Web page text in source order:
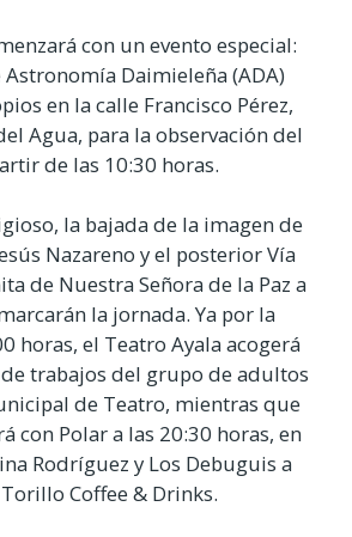
con un evento especial:
Daimieleña (ADA)
en la calle Francisco Pérez,
Agua, para la observación del
de las 10:30 horas.
la bajada de la imagen de
Nazareno y el posterior Vía
de Nuestra Señora de la Paz a
la jornada. Ya por la
horas, el Teatro Ayala acogerá
trabajos del grupo de adultos
de Teatro, mientras que
con Polar a las 20:30 horas, en
Rodríguez y Los Debuguis a
Coffee & Drinks.